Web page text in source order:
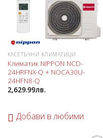
КАСЕТЪЧНИ КЛИМАТИЦИ
Климатик NIPPON NCD-
24HRFNX-Q + NOCA30U-
24HFN8-Q
2,629.99лв.
Добави в любими